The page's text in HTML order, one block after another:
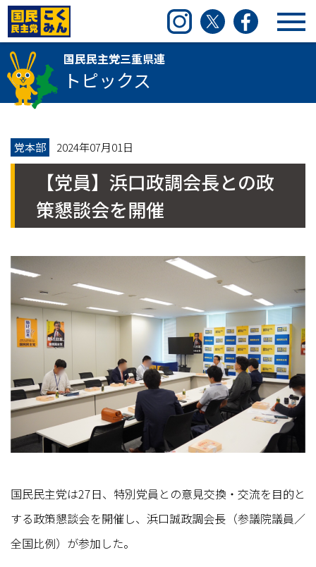
国民民主党三重県連 InstagramTwitter Facebook
国民民主党三重県連
トピックス
党本部 2024年07月01日
【党員】浜口政調会長との政
策懇談会を開催
国民民主党は27日、特別党員との意見交換・交流を目的と
する政策懇談会を開催し、浜口誠政調会長（参議院議員／
全国比例）が参加した。